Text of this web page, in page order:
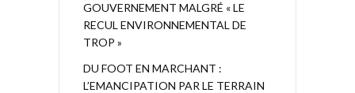
GOUVERNEMENT MALGRÉ « LE
RECUL ENVIRONNEMENTAL DE
TROP »
DU FOOT EN MARCHANT :
L’EMANCIPATION PAR LE TERRAIN